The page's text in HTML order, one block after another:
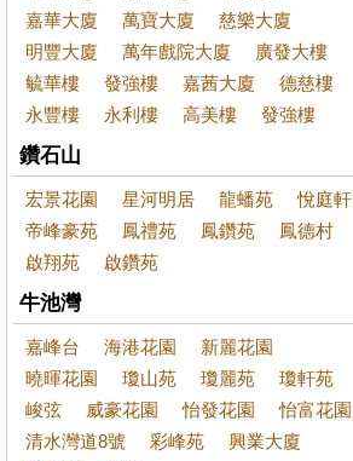
嘉華大廈
萬寶大廈
慈樂大廈
明豐大廈
萬年戲院大廈
廣發大樓
毓華樓
發強樓 嘉茜大廈
德慈樓
永豐樓
永利樓 高美樓 發強樓
鑽石山
宏景花園 星河明居 龍蟠苑
悅庭軒
帝峰豪苑
鳳禮苑 鳳鑽苑
鳳德村
啟翔苑
啟鑽苑
牛池灣
嘉峰台 海港花園
新麗花園
曉暉花園
瓊山苑 瓊麗苑
瓊軒苑
峻弦
威豪花園 怡發花園
怡富花園
清水灣道8號
彩峰苑
興業大廈